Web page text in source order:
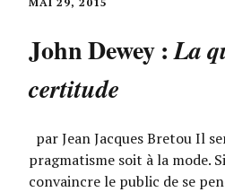
John Dewey :La
certitude
par Jean Jacques Bretou Il
pragmatisme soit à la mode.
convaincre le public de se